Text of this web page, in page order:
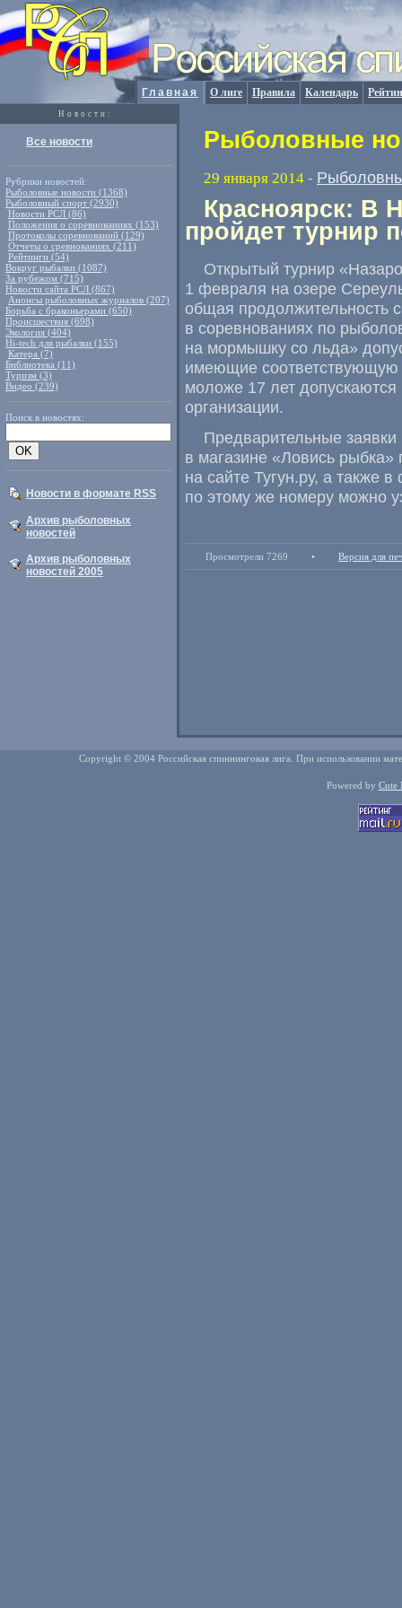
Главная О лиге Правила Календарь
Новости:
Все новости
Рубрики новостей:
Рыболовные новости (1368)
Рыболовный спорт (2930)
Новости РСЛ (86)
Положения о соревнованиях (153)
Протоколы соревнований (129)
Отчеты о сревнованиях (211)
Рейтинги (54)
Вокруг рыбалки (1087)
За рубежом (715)
Новости сайта РСЛ (867)
Анонсы рыболовных журналов (207)
Борьба с браконьерами (650)
Происшествия (698)
Экология (404)
Hi-tech для рыбалки (155)
Катера (7)
Библиотека (11)
Туризм (3)
Видео (239)
Поиск в новостях:
Новости в формате RSS
Архив рыболовных
новостей
Архив рыболовных
новостей 2005
Рыболовные
29 января 2014 -
Красноярск: В
пройдет турнир
Открытый турнир
1 февраля на озере
общая продолжительность
в соревнованиях по
на мормышку со льда»
имеющие соответствующую
моложе 17 лет
организации.
Предварительные
в магазине «Ловись рыбка»
на сайте Тугун.ру, а также
по этому же номеру можно
Просмотрели 7269 • Версия для
Copyright © 2004 Российская спиннинговая лига. При использовании
Powered by Cute